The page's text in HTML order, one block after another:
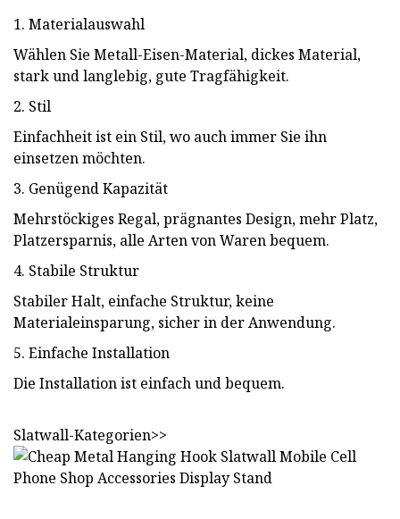
1. Materialauswahl
Wählen Sie Metall-Eisen-Material, dickes Material,
stark und langlebig, gute Tragfähigkeit.
2. Stil
Einfachheit ist ein Stil, wo auch immer Sie ihn
einsetzen möchten.
3. Genügend Kapazität
Mehrstöckiges Regal, prägnantes Design, mehr Platz,
Platzersparnis, alle Arten von Waren bequem.
4. Stabile Struktur
Stabiler Halt, einfache Struktur, keine
Materialeinsparung, sicher in der Anwendung.
5. Einfache Installation
Die Installation ist einfach und bequem.
Slatwall-Kategorien>>